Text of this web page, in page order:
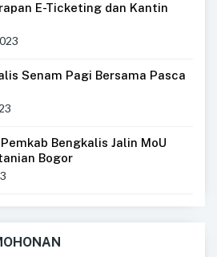
E-Ticketing dan Kantin
Senam Pagi Bersama Pasca
Bengkalis Jalin MoU
Bogor